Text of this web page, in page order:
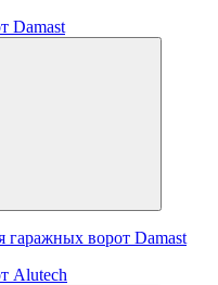
Damast
гаражных ворот Damast
Alutech